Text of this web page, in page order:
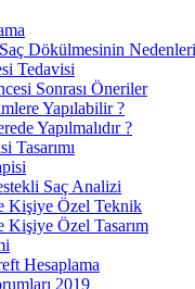
Dökülmesinin Nedenleri
Tedavisi
Sonrası Öneriler
Yapılabilir ?
Yapılmalıdır ?
Tasarımı
Saç Analizi
Kişiye Özel Teknik
Kişiye Özel Tasarım
Hesaplama
2019